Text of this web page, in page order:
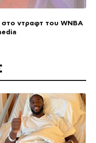
ντραφτ του WNBA